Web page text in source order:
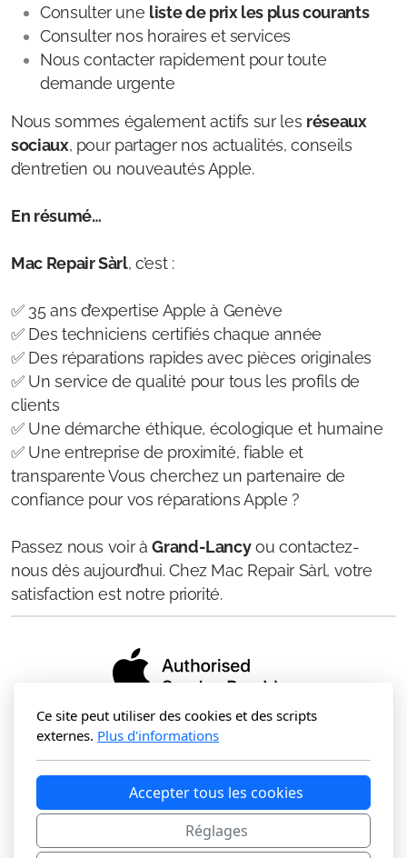
Consulter une liste de prix les plus courants
Consulter nos horaires et services
Nous contacter rapidement pour toute
demande urgente
Nous sommes également actifs sur les réseaux
sociaux, pour partager nos actualités, conseils
d’entretien ou nouveautés Apple.
En résumé…
Mac Repair Sàrl, c’est :
✅ 35 ans d’expertise Apple à Genève
✅ Des techniciens certifiés chaque année
✅ Des réparations rapides avec pièces originales
✅ Un service de qualité pour tous les profils de
clients
✅ Une démarche éthique, écologique et humaine
✅ Une entreprise de proximité, fiable et
transparente Vous cherchez un partenaire de
confiance pour vos réparations Apple ?
Passez nous voir àGrand-Lancyou contactez-
nous dès aujourd’hui. Chez Mac Repair Sàrl, votre
satisfaction est notre priorité.
Mac Repair Sàrl
1212 Grand-Lancy
Ce site peut utiliser des cookies et des scripts
externes. Plus d'informations
Accepter tous les cookies
Réglages